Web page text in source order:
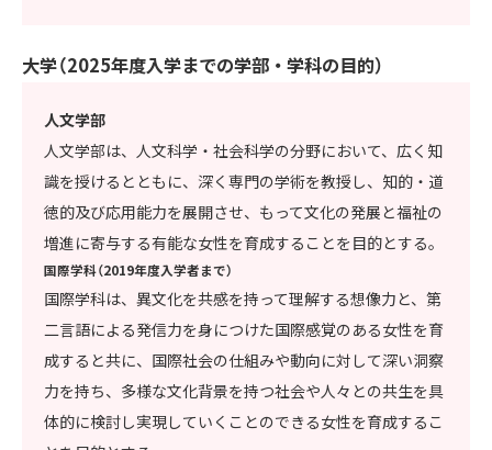
大学（2025年度入学までの学部・学科の目的）
人文学部
人文学部は、人文科学・社会科学の分野において、広く知
識を授けるとともに、深く専門の学術を教授し、知的・道
徳的及び応用能力を展開させ、もって文化の発展と福祉の
増進に寄与する有能な女性を育成することを目的とする。
国際学科（2019年度入学者まで）
国際学科は、異文化を共感を持って理解する想像力と、第
二言語による発信力を身につけた国際感覚のある女性を育
成すると共に、国際社会の仕組みや動向に対して深い洞察
力を持ち、多様な文化背景を持つ社会や人々との共生を具
体的に検討し実現していくことのできる女性を育成するこ